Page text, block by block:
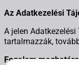
Az Adatkezelési
A jelen
tartalmazzák,
Fogalom